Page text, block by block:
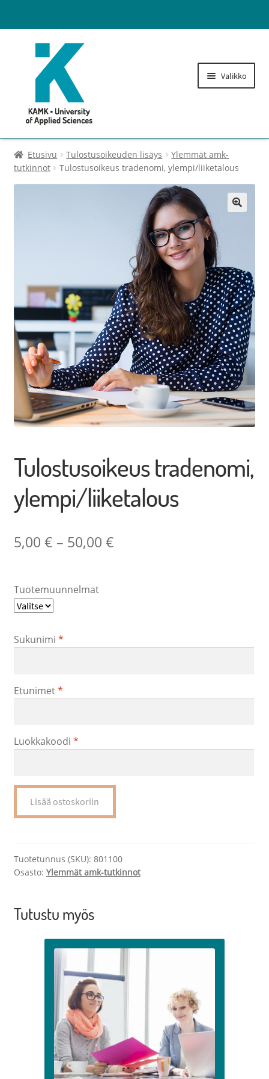
Valikko
Lukuvuosimaksut
Opintohallinnon maksut
Tulostusoikeuden lisäys
Opetuksen kortit, passit, materiaalit ja muut
Opintomatkat ja liput
Myytävät tuotteet ja palvelut
Northern Game Summit 2026 lipunmyynti
Etusivu Tulostusoikeuden lisäys
Ylemmät amk-
tutkinnot
Tulostusoikeus tradenomi, ylempi/liiketalous
Tulostusoikeus tradenomi,
ylempi/liiketalous
5,00 € – 50,00 €Hintaluokka:
Tuotemuunnelmat
Sukunimi *
Etunimet*
Luokkakoodi *
Tulostusoikeus
tradenomi,
ylempi/liiketalous
Lisää ostoskoriin
Tuotetunnus (SKU): 801100
Osasto: Ylemmät amk-tutkinnot
Tutustu myös
Tällä
tuotteella
useampi
muunnelma.
Voit
tehdä
valinnat
tuotteen